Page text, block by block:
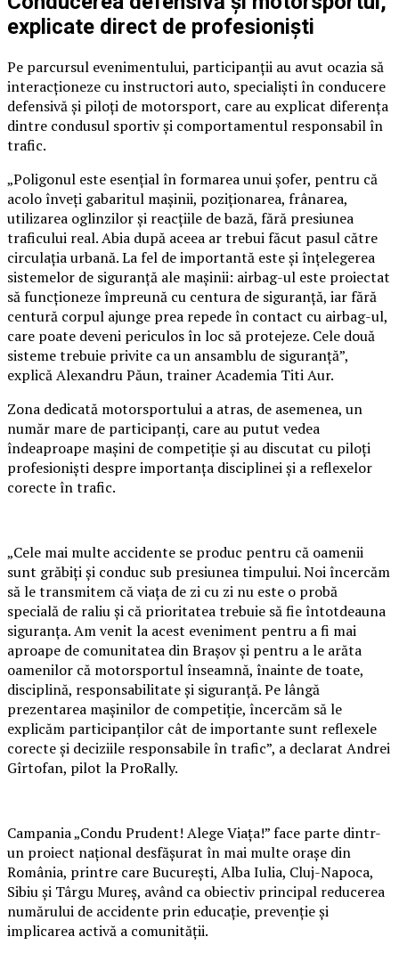
explicate direct de profesioniști
Pe parcursul evenimentului, participanții au avut ocazia să
interacționeze cu instructori auto, specialiști în conducere
defensivă și piloți de motorsport, care au explicat diferența
dintre condusul sportiv și comportamentul responsabil în
trafic.
„Poligonul este esențial în formarea unui șofer, pentru că
acolo înveți gabaritul mașinii, poziționarea, frânarea,
utilizarea oglinzilor și reacțiile de bază, fără presiunea
traficului real. Abia după aceea ar trebui făcut pasul către
circulația urbană. La fel de importantă este și înțelegerea
sistemelor de siguranță ale mașinii: airbag-ul este proiectat
să funcționeze împreună cu centura de siguranță, iar fără
centură corpul ajunge prea repede în contact cu airbag-ul,
care poate deveni periculos în loc să protejeze. Cele două
sisteme trebuie privite ca un ansamblu de siguranță”,
explică Alexandru Păun, trainer Academia Titi Aur.
Zona dedicată motorsportului a atras, de asemenea, un
număr mare de participanți, care au putut vedea
îndeaproape mașini de competiție și au discutat cu piloți
profesioniști despre importanța disciplinei și a reflexelor
corecte în trafic.
„Cele mai multe accidente se produc pentru că oamenii
sunt grăbiți și conduc sub presiunea timpului. Noi încercăm
să le transmitem că viața de zi cu zi nu este o probă
specială de raliu și că prioritatea trebuie să fie întotdeauna
siguranța. Am venit la acest eveniment pentru a fi mai
aproape de comunitatea din Brașov și pentru a le arăta
oamenilor că motorsportul înseamnă, înainte de toate,
disciplină, responsabilitate și siguranță. Pe lângă
prezentarea mașinilor de competiție, încercăm să le
explicăm participanților cât de importante sunt reflexele
corecte și deciziile responsabile în trafic”, a declarat Andrei
Gîrtofan, pilot la ProRally.
Campania „Condu Prudent! Alege Viața!” face parte dintr-
un proiect național desfășurat în mai multe orașe din
România, printre care București, Alba Iulia, Cluj-Napoca,
Sibiu și Târgu Mureș, având ca obiectiv principal reducerea
numărului de accidente prin educație, prevenție și
implicarea activă a comunității.